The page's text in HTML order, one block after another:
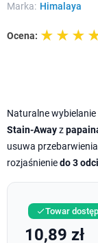
Marka: Himalaya
Ocena:
Naturalne
Stain-Awayz
usuwa
rozjaśnieniedo 3
Towar
10,89 zł